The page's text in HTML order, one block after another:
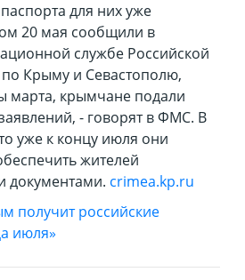
для них уже
20 мая сообщили в
службе Российской
по Крыму и Севастополю,
марта, крымчане подали
- говорят в ФМС. В
уже к концу июля они
жителей
документами. crimea.kp.ru